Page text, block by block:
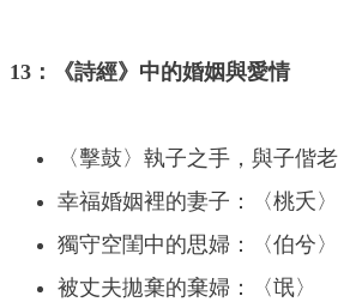
13：《詩經》中的婚姻與愛情
〈擊鼓〉執子之手，與子偕老
幸福婚姻裡的妻子：〈桃夭〉
獨守空閨中的思婦：〈伯兮〉
被丈夫拋棄的棄婦：〈氓〉